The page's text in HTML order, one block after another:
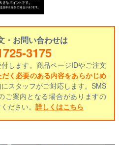
・お問い合わせは
3175
付します。商品ページIDやご注文
く必要のある内容をあらかじめ
スタッフがご対応します。SMS
ご案内となる場合がありますの
ださい。 詳しくはこちら